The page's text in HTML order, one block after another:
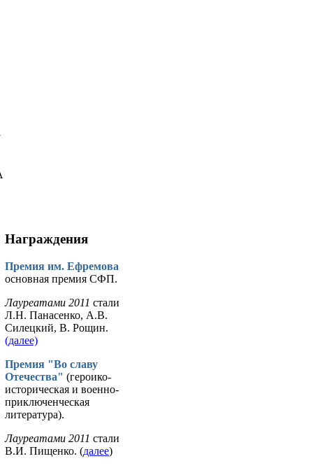
Награждения
Премия им. Ефремова
основная премия СФП.
Лауреатами 2011 стали
Л.Н. Панасенко, А.В.
Силецкий, В. Рощин.
(далее)
Премия "Во славу
Отечества" (героико-
историческая и военно-
приключенческая
литература).
Лауреатами 2011 стали
В.И. Пищенко. (далее)